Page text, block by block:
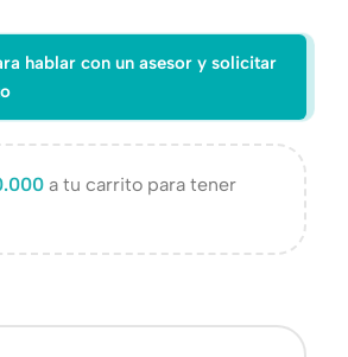
hablar con un asesor y solicitar
a tu carrito para tener